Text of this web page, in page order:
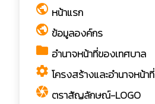
public หน้าแรก
public ข้อมูลองค์กร
folder อำนาจหน้าที่ของเทศบาล
settings โครงสร้างและอำนาจหน้าที่
camera ตราสัญลักษณ์-LOGO